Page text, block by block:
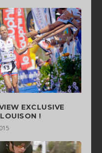
EXCLUSIVE
!